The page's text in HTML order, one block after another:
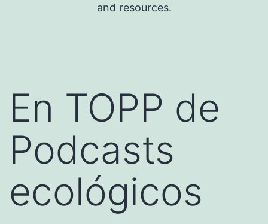
and resources.
En TOPP de
Podcasts
ecológicos